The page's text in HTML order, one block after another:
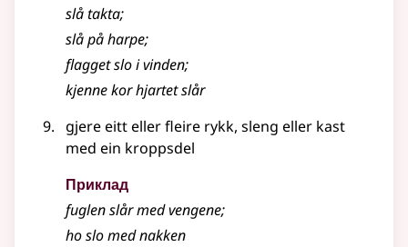
slå takta;
slå på harpe;
flagget slo i vinden;
kjenne kor hjartet slår
gjere eitt eller fleire rykk, sleng eller kast
med ein kroppsdel
Приклад
fuglen slår med vengene;
ho slo med nakken